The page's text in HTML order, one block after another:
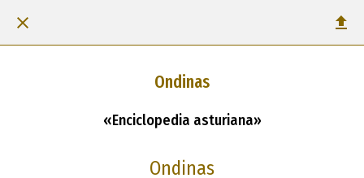
Ondinas
«Enciclopedia asturiana»
Ondinas